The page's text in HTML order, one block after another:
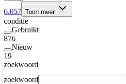
6.057 Toon meer
conditie
Gebruikt
876
Nieuw
19
zoekwoord
zoekwoord